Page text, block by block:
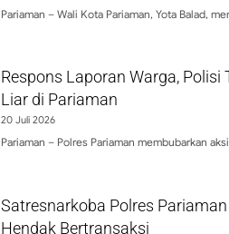
Pariaman – Wali Kota Pariaman, Yota Balad,
Respons Laporan Warga, Polisi
Liar di Pariaman
20 Juli 2026
Pariaman – Polres Pariaman membubarkan
Satresnarkoba Polres
Hendak Bertransaksi